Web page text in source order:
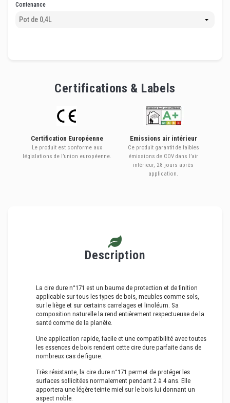
Contenance
Certifications & Labels
Certification Européenne
Le produit est conforme aux
législations de l’union européenne.
Emissions air intérieur
Ce produit garantit de faibles
émissions de COV dans l’air
intérieur, 28 jours après
application.
Description
La cire dure n°171 est un baume de protection et de finition
applicable sur tous les types de bois, meubles comme sols,
sur le liège et sur certains carrelages et linoléum. Sa
composition naturelle la rend entièrement respectueuse de la
santé comme de la planète.
Une application rapide, facile et une compatibilité avec toutes
les essences de bois rendent cette cire dure parfaite dans de
nombreux cas de figure.
Très résistante, la cire dure n°171 permet de protéger les
surfaces sollicitées normalement pendant 2 à 4 ans. Elle
apportera une légère teinte miel sur le bois lui donnant un
aspect noble.